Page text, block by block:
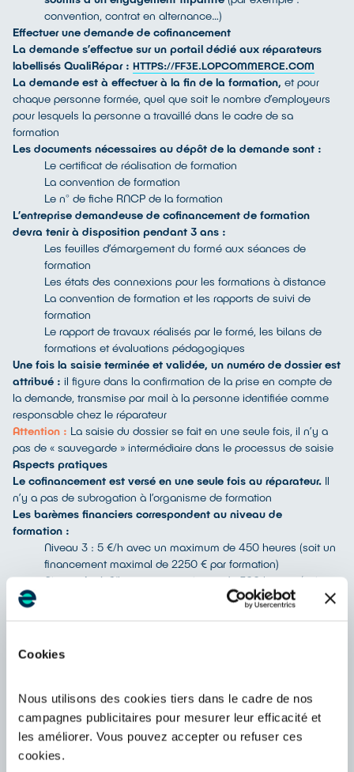
Cookies
Nous utilisons des cookies tiers dans le cadre de nos
campagnes publicitaires pour mesurer leur efficacité et
les améliorer. Vous pouvez accepter ou refuser ces
cookies.
convention, contrat en alternance…)
Effectuer une demande de cofinancement
La demande s’effectue sur un portail dédié aux réparateurs
labellisés QualiRépar : HTTPS://FF3E.LOPCOMMERCE.COM
La demande est à effectuer à la fin de la formation, et pour
chaque personne formée, quel que soit le nombre d’employeurs
pour lesquels la personne a travaillé dans le cadre de sa
formation
Les documents nécessaires au dépôt de la demande sont :
Le certificat de réalisation de formation
La convention de formation
Le n° de fiche RNCP de la formation
L’entreprise demandeuse de cofinancement de formation
devra tenir à disposition pendant 3 ans :
Les feuilles d’émargement du formé aux séances de
formation
Les états des connexions pour les formations à distance
La convention de formation et les rapports de suivi de
formation
Le rapport de travaux réalisés par le formé, les bilans de
formations et évaluations pédagogiques
Une fois la saisie terminée et validée, un numéro de dossier est
attribué : il figure dans la confirmation de la prise en compte de
la demande, transmise par mail à la personne identifiée comme
responsable chez le réparateur
Attention : La saisie du dossier se fait en une seule fois, il n’y a
pas de « sauvegarde » intermédiaire dans le processus de saisie
Aspects pratiques
Le cofinancement est versé en une seule fois au réparateur. Il
n’y a pas de subrogation à l’organisme de formation
Les barèmes financiers correspondent au niveau de
formation :
Niveau 3 : 5 €/h avec un maximum de 450 heures (soit un
financement maximal de 2250 € par formation)
Niveau 4 : 6 €/h avec un maximum de 500 heures (soit un
financement maximal de 3000 € par formation)
Niveau 5 : 7 €/h avec un maximum de 550 heures (soit un
Ces barèmes et plafonds d’heures pourront évoluer
de la consommation du FF3E pour les années 2026 et 2027. Les
Prise en compte des formations s’étant terminées entre le
01/01/2025 et le 31/12/2025.
Des contrôles de demandes seront effectués
par l’Opcommerce
par échantillonnage sur les dossiers
Les informations seront traitées et conservées dans le respect